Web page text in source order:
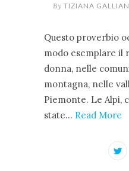
By TIZIANA GALLIAN
Questo proverbio
modo esemplare il
donna, nelle
montagna, nelle
Piemonte. Le Alpi,
state… Read More